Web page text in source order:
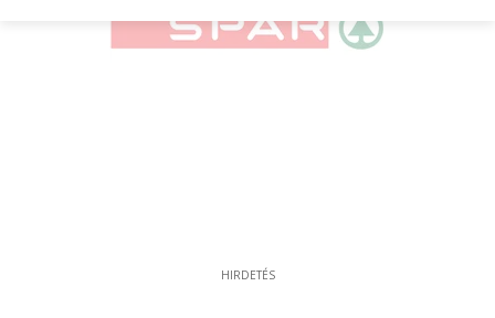
HIRDETÉS